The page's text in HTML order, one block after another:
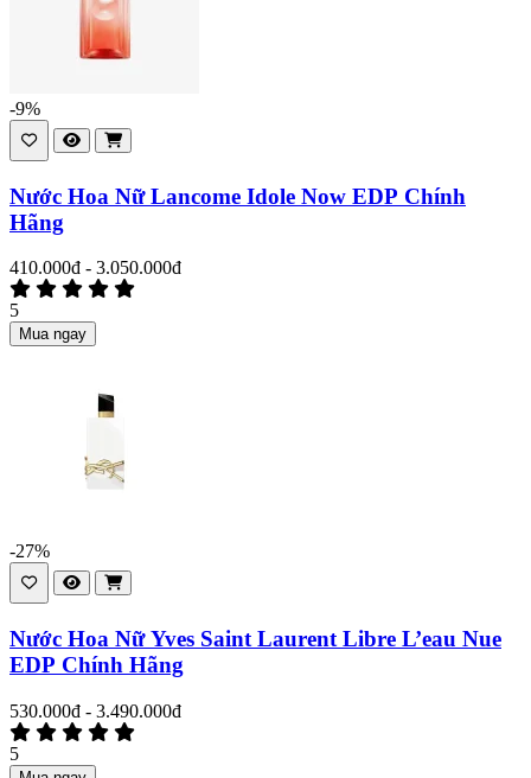
-9%
Nước Hoa Nữ Lancome Idole Now EDP Chính
Hãng
410.000đ - 3.050.000đ
5
Mua ngay
-27%
Nước Hoa Nữ Yves Saint Laurent Libre L’eau Nue
EDP Chính Hãng
530.000đ - 3.490.000đ
5